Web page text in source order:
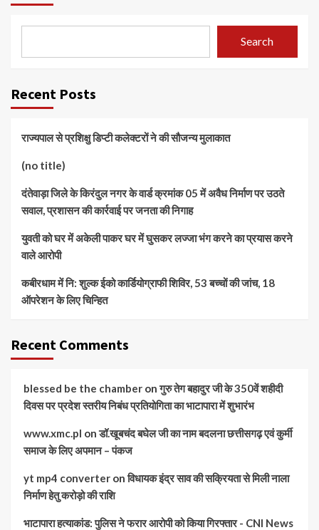
Search
Recent Posts
राज्यपाल से प्रशिक्षु डिप्टी कलेक्टरों ने की सौजन्य मुलाकात
(no title)
दंतेवाड़ा जिले के किरंदुल नगर के वार्ड क्रमांक 05 में अवैध निर्माण पर उठते
सवाल, प्रशासन की कार्रवाई पर जनता की निगाह
युवती को घर में अकेली पाकर घर में घुसकर लज्जा भंग करने का प्रयास करने
वाले आरोपी
कबीरधाम में नि: शुल्क ईको कार्डियोग्राफी शिविर, 53 बच्चों की जांच, 18
ऑपरेशन के लिए चिन्हित
Recent Comments
blessed be the chamber onगुरु तेग बहादुर जी के 350वें शहीदी
दिवस पर प्रदेश स्तरीय निबंध प्रतियोगिता का भाटापारा में शुभारंभ
www.xmc.pl onडॉ.खूबचंद बघेल जी का नाम बदलना छत्तीसगढ़ एवं कुर्मी
समाज के लिए अपमान – पंकज
yt mp4 converter onविधायक इंद्र साव की सक्रियता से मिली नाला
निर्माण हेतु करोड़ो की राशि
भाटापारा हत्याकांड: पुलिस ने फरार आरोपी को किया गिरफ्तार - CNI News